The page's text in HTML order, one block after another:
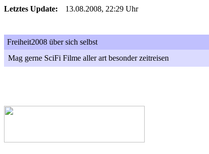
Letztes Update:
13.08.2008, 22:29 Uhr
Freiheit2008 über sich selbst
Mag gerne SciFi Filme aller art besonder zeitreisen